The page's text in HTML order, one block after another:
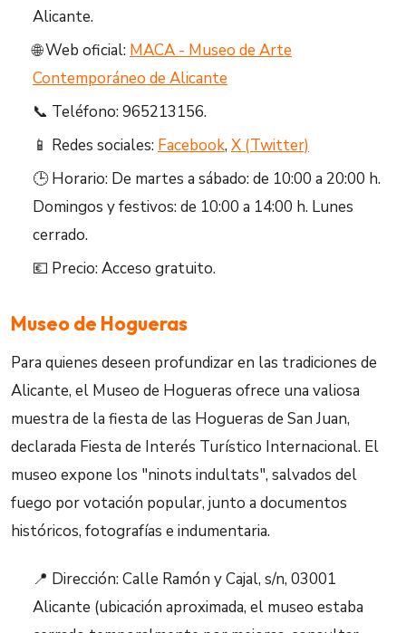
Alicante.
🌐 Web oficial: MACA - Museo de Arte
Contemporáneo de Alicante
📞 Teléfono: 965213156.
📱 Redes sociales: Facebook, X (Twitter)
🕒 Horario: De martes a sábado: de 10:00 a 20:00 h.
Domingos y festivos: de 10:00 a 14:00 h. Lunes
cerrado.
💶 Precio: Acceso gratuito.
Museo de Hogueras
Para quienes deseen profundizar en las tradiciones de
Alicante, el Museo de Hogueras ofrece una valiosa
muestra de la fiesta de las Hogueras de San Juan,
declarada Fiesta de Interés Turístico Internacional. El
museo expone los "ninots indultats", salvados del
fuego por votación popular, junto a documentos
históricos, fotografías e indumentaria.
📍 Dirección: Calle Ramón y Cajal, s/n, 03001
Alicante (ubicación aproximada, el museo estaba